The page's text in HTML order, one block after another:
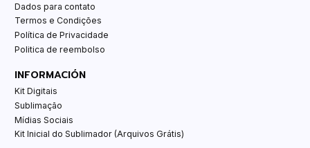
Dados para contato
Termos e Condições
Política de Privacidade
Politica de reembolso
INFORMACIÓN
Kit Digitais
Sublimação
Mídias Sociais
Kit Inicial do Sublimador (Arquivos Grátis)